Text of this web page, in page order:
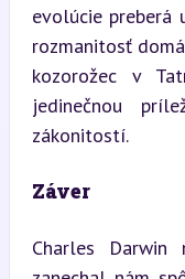
evolúcie preberá
rozmanitosť
kozorožec v
jedinečnou
zákonitostí.
Záver
Charles Darwin